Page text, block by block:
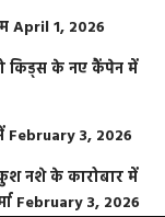
April 1, 2026
किड्स के नए कैंपेन में
February 3, 2026
नशे के कारोबार में
February 3, 2026